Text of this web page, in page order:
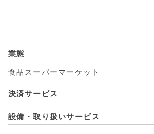
業態
食品スーパーマーケット
決済サービス
設備・取り扱いサービス